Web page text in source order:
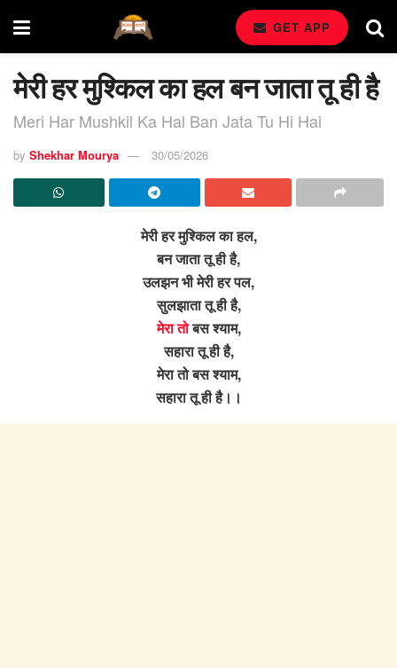
GET APP
मेरी हर मुश्किल का हल बन जाता तू ही है
Meri Har Mushkil Ka Hal Ban Jata Tu Hi Hai
by Shekhar Mourya 30/05/2026
मेरी हर मुश्किल का हल,
बन जाता तू ही है,
उलझन भी मेरी हर पल,
सुलझाता तू ही है,
मेरा तोबस श्याम,
सहारा तू ही है,
मेरा तो बस श्याम,
सहारा तू ही है।।